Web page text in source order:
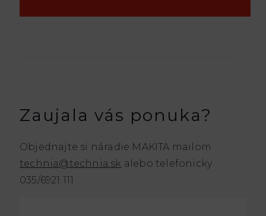
Zaujala vás ponuka?
Objednajte si náradie MAKITA mailom
technia@technia.sk alebo telefonicky
035/6921 111